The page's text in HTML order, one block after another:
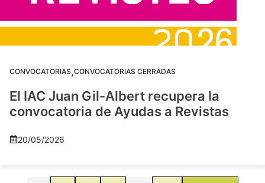
CONVOCATORIAS,CONVOCATORIAS CERRADAS
El IAC Juan Gil-Albert recupera la
convocatoria de Ayudas a Revistas
20/05/2026